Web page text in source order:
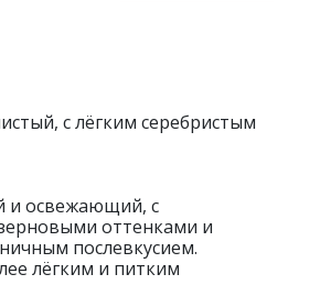
с лёгким серебристым
и освежающий, с
оттенками и
послевкусием.
лёгким и питким